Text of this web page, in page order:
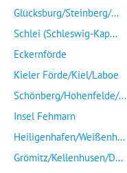
Glücksburg/Steinberg/...
Schlei (Schleswig-Kap...
Eckernförde
Kieler Förde/Kiel/Laboe
Schönberg/Hohenfelde/...
Insel Fehmarn
Heiligenhafen/Weißenh...
Grömitz/Kellenhusen/D...